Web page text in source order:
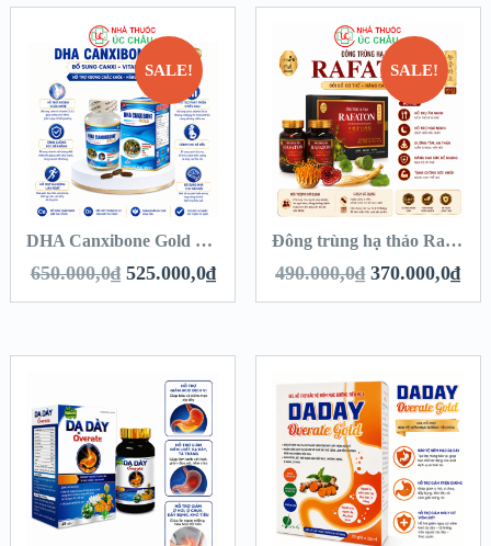
SALE!
DHA Canxibone Gold Mỹ – Bổ Sung Canxi Nano, DHA, Vitamin D3 K2 Giúp Xương Chắc Khỏe, Tăng Chiều Cao Cho Trẻ Và Phòng Ngừa Loãng Xương (Hộp 60 viên)
650.000,0₫ 525.000,0₫
SALE!
Đông trùng hạ thảo Rafaton (Hộp 2 lọ x 30 viên)
490.000,0₫ 370.000,0₫